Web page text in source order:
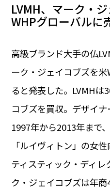
LUXE
グルメ
LIFE STYLE
BUSINESS
ビジネス・キャリア
INFOS PRATIQUES
LVMH、マーク・
WHPグローバルに
高級ブランド大手の仏
ーク・ジェイコブズを
ると発表した。LVMHは
コブズを買収。デザイナ
1997年から2013年まで
「ルイヴィトン」の女
ティスティック・ディ
ク・ジェイコブズは年